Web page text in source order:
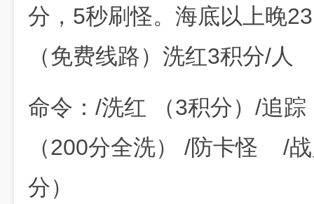
分，5秒刷怪。海底以上晚
（免费线路）洗红3积分/人
命令：/洗红 （3积分）/追
（200分全洗） /防卡怪 /
分）